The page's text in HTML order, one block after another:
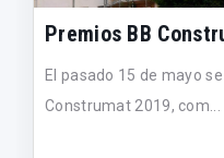
Premios BB
El pasado 15 de mayo
Construmat 2019, com...